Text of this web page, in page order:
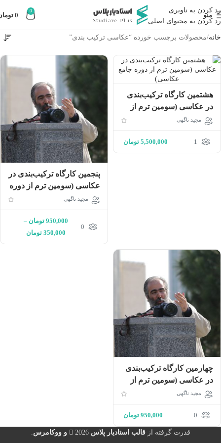
رد کردن به ناوبری
رد کردن به محتوای اصلی
منو
0
0
خانه محصولات برچسب خورده “عکاسی ترکیب بندی”
هشتمین کارگاه ترکیب‌بندی
در عکاسی (سومین ترم از
دوره جامع عکاسی)
مجید ناگهی
1
5,500,000 تومان
پنجمین کارگاه ترکیب‌بندی در
عکاسی (سومین ترم از دوره
جامع عکاسی)
مجید ناگهی
0
950,000 تومان –
350,000 تومان
چهارمین کارگاه ترکیب‌بندی
در عکاسی (سومین ترم از
دوره جامع عکاسی)
مجید ناگهی
0
950,000 تومان
قدرت گرفته ازقالب استادیار پلاس2026 و ووکامرس